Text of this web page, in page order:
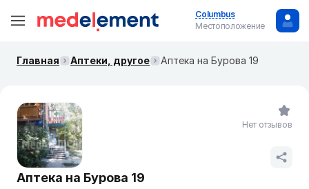
Columbus
Местоположение
Главная Аптеки, другое Аптека на Бурова 19
Аптека на Бурова 19
Нет отзывов